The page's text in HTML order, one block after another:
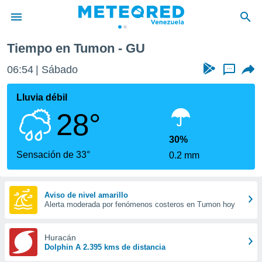
de
ha
para
que se
calidad.
a este
las
y
forma
digital
basada
Tiempo en Tumon - GU
06:54 Sábado ...
Lluvia débil
28°
Sensación de 33°
30%
0.2 mm
Aviso de nivel amarillo
Alerta moderada por fenómenos costeros en Tumon hoy
Huracán
Dolphin A 2.395 kms de distancia